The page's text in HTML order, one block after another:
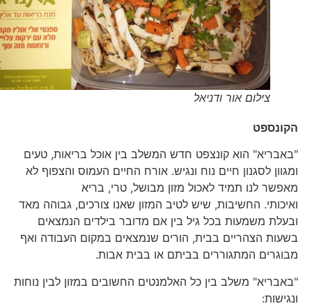
צילום אור ודניאל
הקונספט
"באבריא" הוא קונצפט חדש המשלב בין אוכל בריאות, טעים
ומגוון לסגנון חיים נוח ונגיש. אורח החיים העמוס והצפוף לא
מאפשר לנו תמיד לאכול מזון מבושל, טרי, בריא
ואיכותי. החשיבות, שיש לטיב המזון שאנו צורכים, גבוהה מאד
ובעלת משמעות בכל גיל בין אם מדובר בילדים הנמצאים
בשעות הצהריים בבית, הורים שנמצאים במקום העבודה ואף
מבוגרים המתגוררים בביתם או בבית אבות.
"באבריא" משלב בין כל האלמנטים החשובים במזון לבין נוחות
ונגישות: